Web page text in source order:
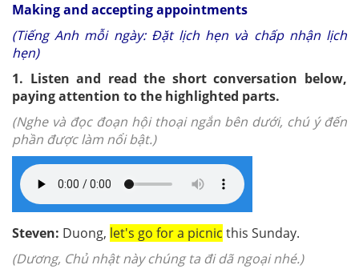
Making and accepting appointments
(Tiếng Anh mỗi ngày: Đặt lịch hẹn và chấp nhận lịch
hẹn)
1. Listen and read the short conversation below,
paying attention to the highlighted parts.
(Nghe và đọc đoạn hội thoại ngắn bên dưới, chú ý đến
phần được làm nổi bật.)
Steven: Duong, let's go for a picnic this Sunday.
(Dương, Chủ nhật này chúng ta đi dã ngoại nhé.)